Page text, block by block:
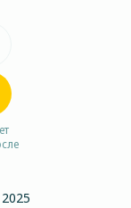
2025